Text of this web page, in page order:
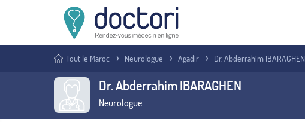
Tout le Maroc Neurologue Agadir Dr. Abderrahim IBARAGHEN
Dr. Abderrahim IBARAGHEN
Neurologue